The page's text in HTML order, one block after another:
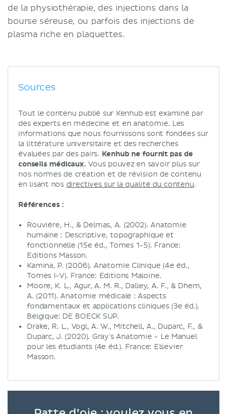
de la physiothérapie, des injections dans la
bourse séreuse, ou parfois des injections de
plasma riche en plaquettes.
Sources
Tout le contenu publié sur Kenhub est examiné par
des experts en médecine et en anatomie. Les
informations que nous fournissons sont fondées sur
la littérature universitaire et des recherches
évaluées par des pairs. Kenhub ne fournit pas de
conseils médicaux. Vous pouvez en savoir plus sur
nos normes de création et de révision de contenu
en lisant nos directives sur la qualité du contenu.
Références :
Rouvière, H., & Delmas, A. (2002). Anatomie
humaine : Descriptive, topographique et
fonctionnelle (15e éd., Tomes 1-5). France:
Editions Masson.
Kamina, P. (2006). Anatomie Clinique (4e éd.,
Tomes I-V). France: Editions Maloine.
Moore, K. L., Agur, A. M. R., Dalley, A. F., & Dhem,
A. (2011). Anatomie médicale : Aspects
fondamentaux et applications cliniques (3e éd.).
Belgique: DE BOECK SUP.
Drake, R. L., Vogl, A. W., Mitchell, A., Duparc, F., &
Duparc, J. (2020). Gray's Anatomie - Le Manuel
pour les étudiants (4e éd.). France: Elsevier
Masson.